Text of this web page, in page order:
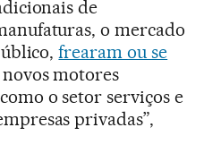
de
o mercado
frearam ou se
motores
o setor serviços e
privadas”,